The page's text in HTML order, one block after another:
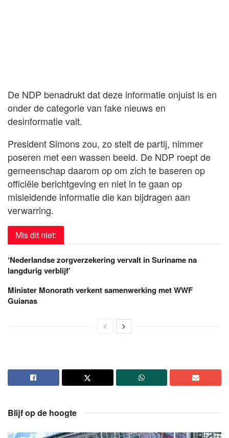
De NDP benadrukt dat deze informatie onjuist is en
onder de categorie van fake nieuws en
desinformatie valt.
President Simons zou, zo stelt de partij, nimmer
poseren met een wassen beeld. De NDP roept de
gemeenschap daarom op om zich te baseren op
officiële berichtgeving en niet in te gaan op
misleidende informatie die kan bijdragen aan
verwarring.
Mis dit niet:
‘Nederlandse zorgverzekering vervalt in Suriname na
langdurig verblijf’
Minister Monorath verkent samenwerking met WWF
Guianas
Blijf op de hoogte